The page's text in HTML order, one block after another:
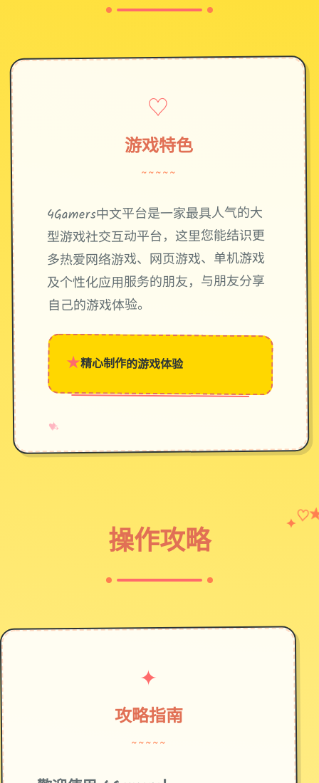
♡
游戏特色
~~~~~
4Gamers中文平台是一家最具人气的大
型游戏社交互动平台，这里您能结识更
多热爱网络游戏、网页游戏、单机游戏
及个性化应用服务的朋友，与朋友分享
自己的游戏体验。
★精心制作的游戏体验
♥
✧
→
操作攻略
✦♡
✦
攻略指南
~~~~~